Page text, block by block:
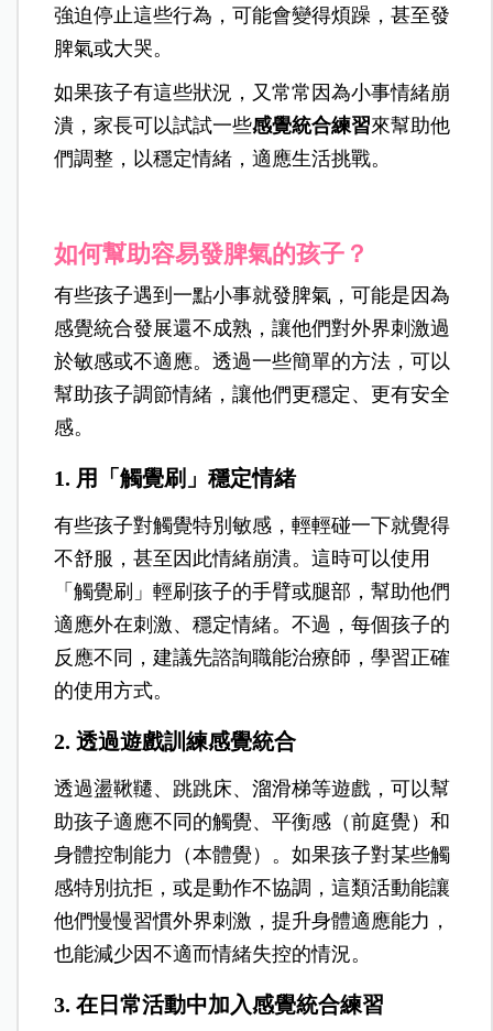
強迫停止這些行為，可能會變得煩躁，甚至發
脾氣或大哭。
如果孩子有這些狀況，又常常因為小事情緒崩
潰，家長可以試試一些感覺統合練習來幫助他
們調整，以穩定情緒，適應生活挑戰。
如何幫助容易發脾氣的孩子？
有些孩子遇到一點小事就發脾氣，可能是因為
感覺統合發展還不成熟，讓他們對外界刺激過
於敏感或不適應。透過一些簡單的方法，可以
幫助孩子調節情緒，讓他們更穩定、更有安全
感。
1. 用「觸覺刷」穩定情緒
有些孩子對觸覺特別敏感，輕輕碰一下就覺得
不舒服，甚至因此情緒崩潰。這時可以使用
「觸覺刷」輕刷孩子的手臂或腿部，幫助他們
適應外在刺激、穩定情緒。不過，每個孩子的
反應不同，建議先諮詢職能治療師，學習正確
的使用方式。
2.透過遊戲訓練感覺統合
透過盪鞦韆、跳跳床、溜滑梯等遊戲，可以幫
助孩子適應不同的觸覺、平衡感（前庭覺）和
身體控制能力（本體覺）。如果孩子對某些觸
感特別抗拒，或是動作不協調，這類活動能讓
他們慢慢習慣外界刺激，提升身體適應能力，
也能減少因不適而情緒失控的情況。
3.在日常活動中加入感覺統合練習